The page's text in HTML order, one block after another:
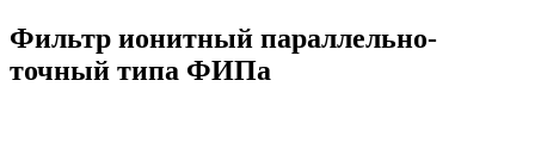
Фильтр ионитный параллельно-
точный типа ФИПа